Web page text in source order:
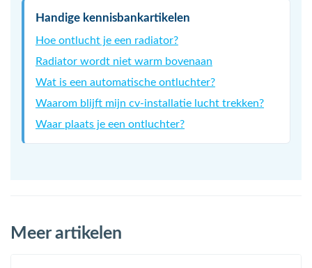
Handige kennisbankartikelen
Hoe ontlucht je een radiator?
Radiator wordt niet warm bovenaan
Wat is een automatische ontluchter?
Waarom blijft mijn cv-installatie lucht trekken?
Waar plaats je een ontluchter?
Meer artikelen